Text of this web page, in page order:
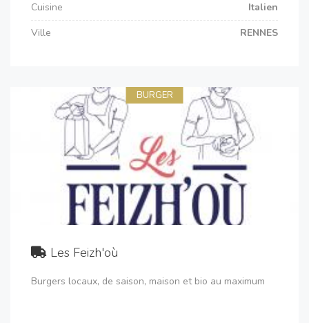
Cuisine
Italien
Ville
RENNES
BURGER
Les Feizh'où
Burgers locaux, de saison, maison et bio au maximum